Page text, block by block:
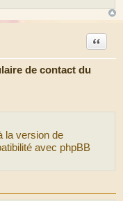
de contact du
Citation
la version de
avec phpBB